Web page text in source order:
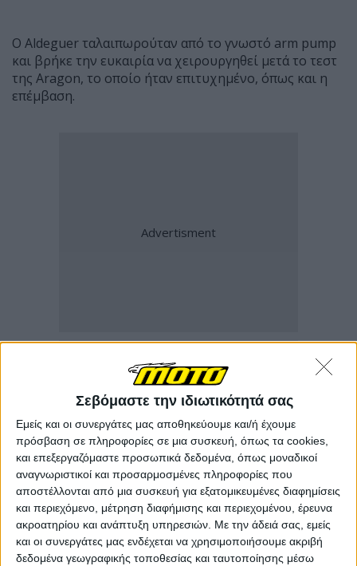
Σεβόμαστε την ιδιωτικότητά σας
Εμείς και οι συνεργάτες μας αποθηκεύουμε και/ή έχουμε
πρόσβαση σε πληροφορίες σε μια συσκευή, όπως τα cookies,
και επεξεργαζόμαστε προσωπικά δεδομένα, όπως μοναδικοί
αναγνωριστικοί και προσαρμοσμένες πληροφορίες που
αποστέλλονται από μια συσκευή για εξατομικευμένες διαφημίσεις
και περιεχόμενο, μέτρηση διαφήμισης και περιεχομένου, έρευνα
ακροατηρίου και ανάπτυξη υπηρεσιών. Με την άδειά σας, εμείς
και οι συνεργάτες μας ενδέχεται να χρησιμοποιήσουμε ακριβή
δεδομένα γεωγραφικής τοποθεσίας και ταυτοποίησης μέσω
Ο Aldeguer ταλαιπωρούταν από το γνωστό arm pump
και βρήκε την ευκαιρία να χειρουργηθεί μετά το τεστ
της Aragon, το οποίο ήταν επιτυχημένο, όπως και η
επέμβαση.